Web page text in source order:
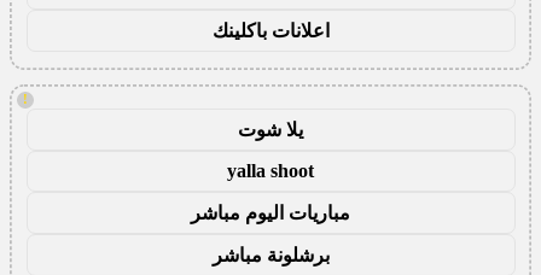
اعلانات باكلينك
!
يلا شوت
yalla shoot
مباريات اليوم مباشر
برشلونة مباشر